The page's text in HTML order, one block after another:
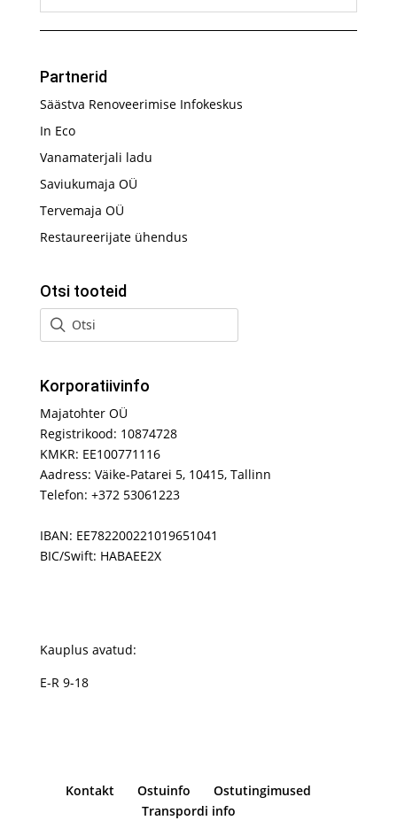
Partnerid
Säästva Renoveerimise Infokeskus
In Eco
Vanamaterjali ladu
Saviukumaja OÜ
Tervemaja OÜ
Restaureerijate ühendus
Otsi tooteid
Korporatiivinfo
Majatohter OÜ
Registrikood: 10874728
KMKR: EE100771116
Aadress: Väike-Patarei 5, 10415, Tallinn
Telefon: +372 53061223
IBAN: EE782200221019651041
BIC/Swift: HABAEE2X
Kauplus avatud:
E-R 9-18
Kontakt Ostuinfo
Ostutingimused
Transpordi info